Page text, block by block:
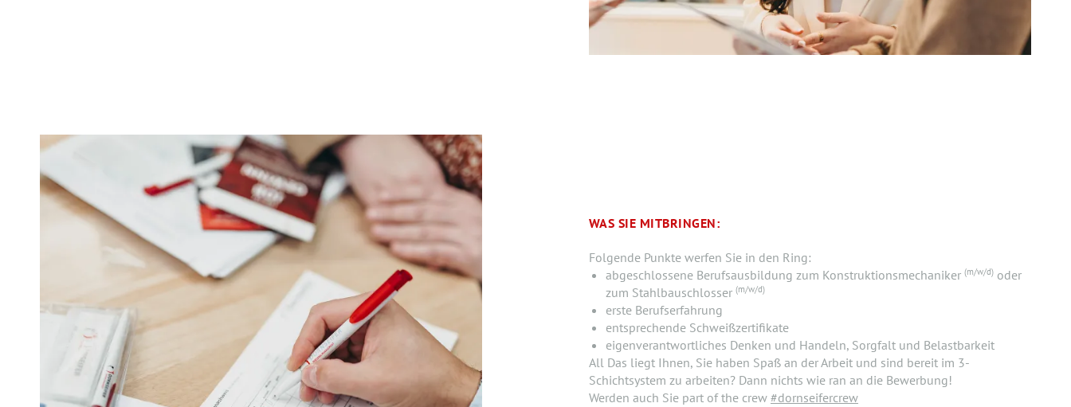
WAS SIE MITBRINGEN:
Folgende Punkte werfen Sie in den Ring:
abgeschlossene Berufsausbildung zum Konstruktionsmechaniker (m/w/d)oder
zum Stahlbauschlosser (m/w/d)
erste Berufserfahrung
entsprechende Schweißzertifikate
eigenverantwortliches Denken und Handeln, Sorgfalt und Belastbarkeit
All Das liegt Ihnen, Sie haben Spaß an der Arbeit und sind bereit im 3-
Schichtsystem zu arbeiten? Dann nichts wie ran an die Bewerbung!
Werden auch Sie part of the crew #dornseifercrew